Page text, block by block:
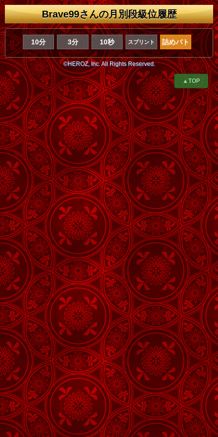
Brave99さんの月別段級位履歴
10分 3分 10秒 スプリント 詰めバト
©HEROZ, Inc. All Rights Reserved.
▲TOP